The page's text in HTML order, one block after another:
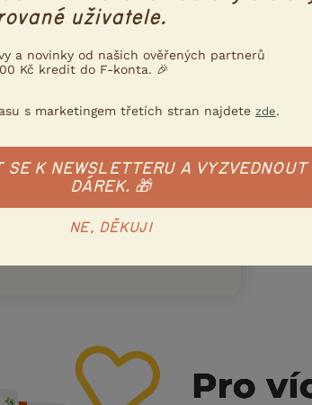
uživatele.
a novinky od našich ověřených partnerů
Kč kredit do F-konta. 🎉
s marketingem třetích stran najdete zde.
SE K NEWSLETTERU A VYZVEDNOUT
DÁREK. 🎁
NE, DĚKUJI